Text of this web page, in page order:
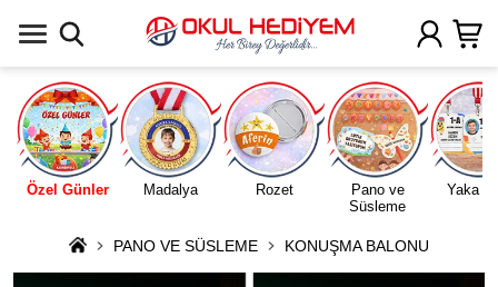
Özel Günler Madalya Rozet
Pano ve
Süsleme
Yaka
PANO VE SÜSLEME KONUŞMA BALONU
Uygulamada Aç